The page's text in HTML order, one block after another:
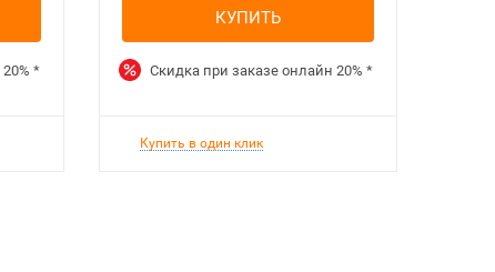
20% *
КУПИТЬ
Скидка при заказе онлайн 20% *
Купить в один клик